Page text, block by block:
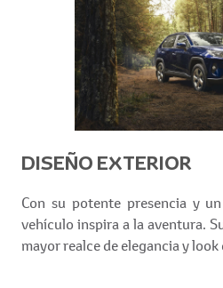
DISEÑO EXTERIOR
Con su potente presencia y
vehículo inspira a la aventura.
mayor realce de elegancia y